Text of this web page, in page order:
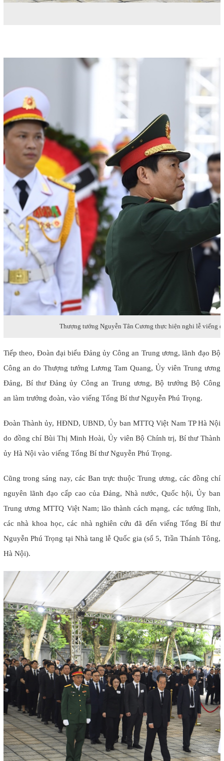
Thượng tướng Nguyễn Tân Cương thực hiện nghi lễ viếng
Tiếp theo, Đoàn đại biểu Ðảng ủy Công an Trung ương, lãnh đạo Bộ
Công an do Thượng tướng Lương Tam Quang, Ủy viên Trung ương
Đảng, Bí thư Đảng ủy Công an Trung ương, Bộ trưởng Bộ Công
an làm trưởng đoàn, vào viếng Tổng Bí thư Nguyễn Phú Trọng.
Đoàn Thành ủy, HĐND, UBND, Ủy ban MTTQ Việt Nam TP Hà Nội
do đồng chí Bùi Thị Minh Hoài, Ủy viên Bộ Chính trị, Bí thư Thành
ủy Hà Nội vào viếng Tổng Bí thư Nguyễn Phú Trọng.
Cũng trong sáng nay, các Ban trực thuộc Trung ương, các đồng chí
nguyên lãnh đạo cấp cao của Đảng, Nhà nước, Quốc hội, Ủy ban
Trung ương MTTQ Việt Nam; lão thành cách mạng, các tướng lĩnh,
các nhà khoa học, các nhà nghiên cứu đã đến viếng Tổng Bí thư
Nguyễn Phú Trọng tại Nhà tang lễ Quốc gia (số 5, Trần Thánh Tông,
Hà Nội).